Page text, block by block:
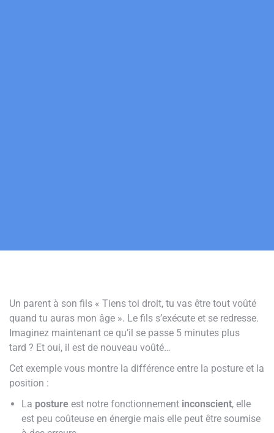
Un parent à son fils « Tiens toi droit, tu vas être tout voûté
quand tu auras mon âge ». Le fils s’exécute et se redresse.
Imaginez maintenant ce qu’il se passe 5 minutes plus
tard ? Et oui, il est de nouveau voûté…
Cet exemple vous montre la différence entre la posture et la
position :
La posture est notre fonctionnement inconscient, elle
est peu coûteuse en énergie mais elle peut être soumise